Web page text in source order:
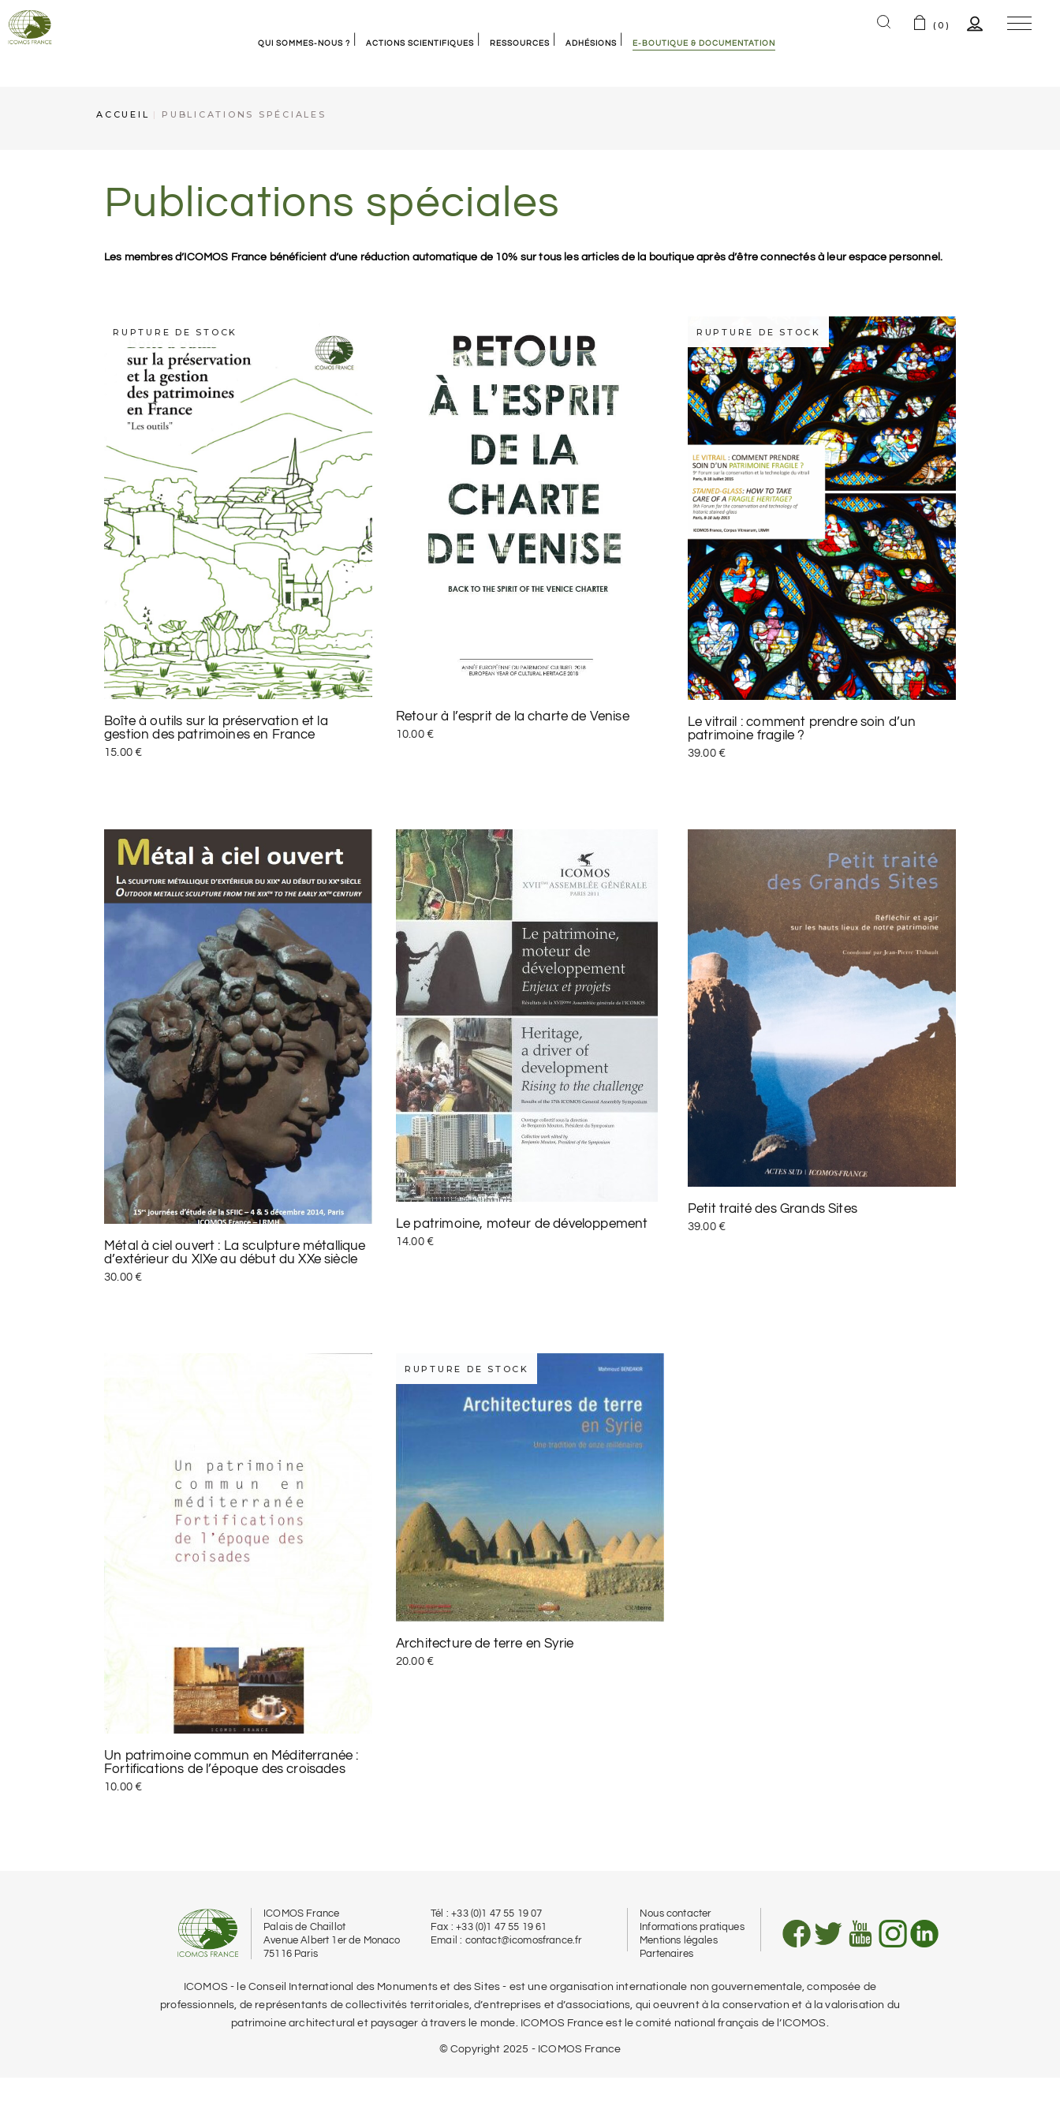
QUI SOMMES-NOUS ?
ICOMOS France
ACTIONS SCIENTIFIQUES RESSOURCES
Bulletins annuels
Articles
ADHÉSIONS E-BOUTIQUE & DOCUMENTATION
(0)
ACCUEIL PUBLICATIONS SPÉCIALES
Publications spéciales
Les membres d’ICOMOS France bénéficient d’une réduction automatique de 10% sur tous les articles de la boutique après d’être connectés à leur espace personnel.
RUPTURE DE STOCK
Boîte à outils sur la préservation et la
gestion des patrimoines en France
15.00€
Retour à l’esprit de la charte de Venise
10.00€
RUPTURE DE STOCK
Le vitrail : comment prendre soin d’un
patrimoine fragile ?
39.00 €
Métal à ciel ouvert : La sculpture métallique
d’extérieur du XIXe au début du XXe siècle
30.00€
Le patrimoine, moteur de développement
14.00€
Petit traité des Grands Sites
39.00 €
Un patrimoine commun en Méditerranée :
Fortifications de l’époque des croisades
10.00€
RUPTURE DE STOCK
Architecture de terre en Syrie
20.00€
ICOMOS France
Palais de Chaillot
Avenue Albert 1er de Monaco
75116 Paris
Tél : +33 (0)1 47 55 19 07
Fax : +33 (0)1 47 55 19 61
Email : contact@icomosfrance.fr
Nous contacter
Informations pratiques
Mentions légales
Partenaires
ICOMOS - le Conseil International des Monuments et des Sites - est une organisation internationale non gouvernementale, composée de
professionnels, de représentants de collectivités territoriales, d’entreprises et d’associations, qui oeuvrent à la conservation et à la valorisation du
patrimoine architectural et paysager à travers le monde. ICOMOS France est le comité national français de l’ICOMOS.
© Copyright 2025 - ICOMOS France